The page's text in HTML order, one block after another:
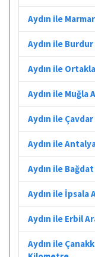
Aydın ile
Aydın ile
Aydın ile
Aydın ile Muğla
Aydın ile
Aydın ile
Aydın ile
Aydın ile İpsala
Aydın ile Erbil
Aydın ile